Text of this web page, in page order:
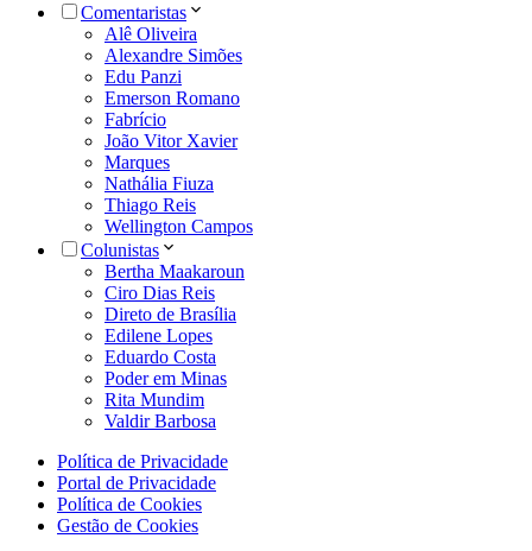
Comentaristas
Alê Oliveira
Alexandre Simões
Edu Panzi
Emerson Romano
Fabrício
João Vitor Xavier
Marques
Nathália Fiuza
Thiago Reis
Wellington Campos
Colunistas
Bertha Maakaroun
Ciro Dias Reis
Direto de Brasília
Edilene Lopes
Eduardo Costa
Poder em Minas
Rita Mundim
Valdir Barbosa
Política de Privacidade
Portal de Privacidade
Política de Cookies
Gestão de Cookies